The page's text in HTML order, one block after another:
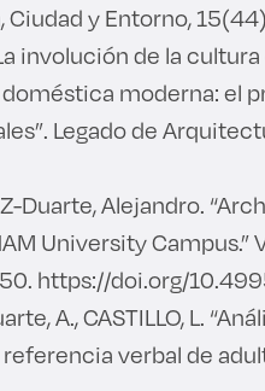
y Entorno,
involución de la
moderna: el
Legado de
Duarte, Alejandro.
University Campus.”
https://doi.org/
A., CASTILLO, L.
verbal de